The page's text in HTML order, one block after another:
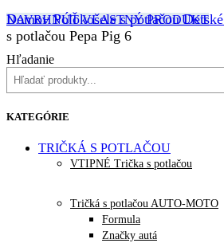
NAVRHNÚŤ VLASTNÝ PRODUKT
DomovPolokošele s potlačouDetské
s potlačou Pepa Pig 6
Hľadanie
KATEGÓRIE
TRIČKÁ S POTLAČOU
VTIPNÉ Trička s potlačou
Tričká s potlačou AUTO-MOTO
Formula
Značky autá